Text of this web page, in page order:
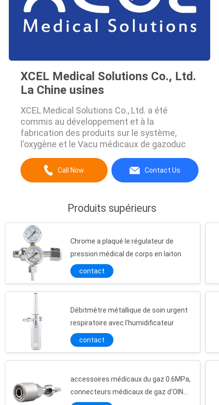
XCEL Medical Solutions Co., Ltd.
La Chine usines
XCEL Medical Solutions Co., Ltd. a été
commis au développement et à la
fabrication des produits sur le système,
l'oxygène et le Vacu médicaux de gazoduc
Call Now Contact Us
Produits supérieurs
Chrome a plaqué le régulateur de
pression médical de corps en laiton
contact
Débitmètre métallique de soin urgent
respiratoire avec l'humidificateur
contact
accessoires médicaux du gaz 0.6MPa,
connecteurs médicaux de gaz d'OIN